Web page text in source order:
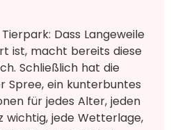
Dass Langeweile
ist, macht bereits diese
Schließlich hat die
Spree, ein kunterbuntes
für jedes Alter, jeden
wichtig, jede Wetterlage,